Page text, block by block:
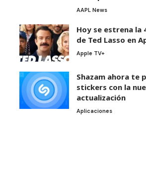
AAPL News
Hoy se estrena la
de Ted Lasso en
Apple TV+
Shazam ahora te
stickers con la
actualización
Aplicaciones